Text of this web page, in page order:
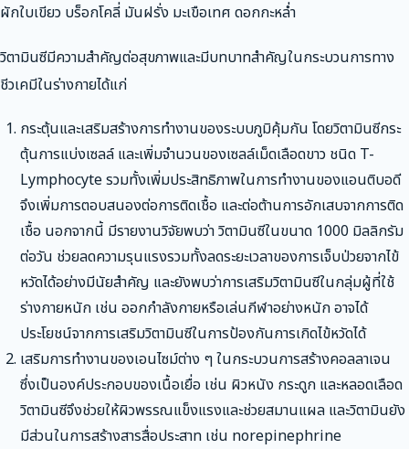
ผักใบเขียว บร็อกโคลี่ มันฝรั่ง มะเขือเทศ ดอกกะหล่ำ
วิตามินซีมีความสำคัญต่อสุขภาพและมีบทบาทสำคัญในกระบวนการทาง
ชีวเคมีในร่างกายได้แก่
กระตุ้นและเสริมสร้างการทำงานของระบบภูมิคุ้มกัน โดยวิตามินซีกระ
ตุ้นการแบ่งเซลล์ และเพิ่มจำนวนของเซลล์เม็ดเลือดขาว ชนิด T-
Lymphocyte รวมทั้งเพิ่มประสิทธิภาพในการทำงานของแอนติบอดี
จึงเพิ่มการตอบสนองต่อการติดเชื้อ และต่อต้านการอักเสบจากการติด
เชื้อ นอกจากนี้ มีรายงานวิจัยพบว่า วิตามินซีในขนาด 1000 มิลลิกรัม
ต่อวัน ช่วยลดความรุนแรงรวมทั้งลดระยะเวลาของการเจ็บป่วยจากไข้
หวัดได้อย่างมีนัยสำคัญ และยังพบว่าการเสริมวิตามินซีในกลุ่มผู้ที่ใช้
ร่างกายหนัก เช่น ออกกำลังกายหรือเล่นกีฬาอย่างหนัก อาจได้
ประโยชน์จากการเสริมวิตามินซีในการป้องกันการเกิดไข้หวัดได้
เสริมการทำงานของเอนไซม์ต่าง ๆ ในกระบวนการสร้างคอลลาเจน
ซึ่งเป็นองค์ประกอบของเนื้อเยื่อ เช่น ผิวหนัง กระดูก และหลอดเลือด
วิตามินซีจึงช่วยให้ผิวพรรณแข็งแรงและช่วยสมานแผล และวิตามินยัง
มีส่วนในการสร้างสารสื่อประสาท เช่น norepinephrine